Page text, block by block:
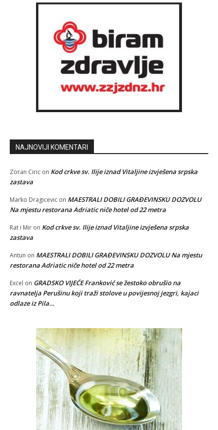
NAJNOVIJI KOMENTARI
Zoran Ciric on Kod crkve sv. Ilije iznad Vitaljine izvješena srpska
zastava
Marko Dragicevic on MAESTRALI DOBILI GRAĐEVINSKU DOZVOLU
Na mjestu restorana Adriatic niče hotel od 22 metra
Rat i Mir on Kod crkve sv. Ilije iznad Vitaljine izvješena srpska
zastava
Antun on MAESTRALI DOBILI GRAĐEVINSKU DOZVOLU Na mjestu
restorana Adriatic niče hotel od 22 metra
Excel on GRADSKO VIJEĆE Franković se žestoko obrušio na
ravnatelja Perušinu koji traži stolove u povijesnoj jezgri, kajaci
odlaze iz Pila…